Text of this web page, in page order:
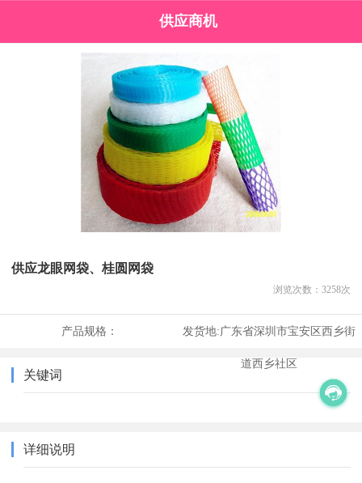
供应商机
供应龙眼网袋、桂圆网袋
浏览次数： 3258次
产品规格： 发货地:广东省深圳市宝安区西乡街
道西乡社区
关键词
详细说明